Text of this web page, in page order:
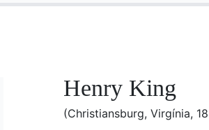
Henry King
(Christiansburg, Virgínia,